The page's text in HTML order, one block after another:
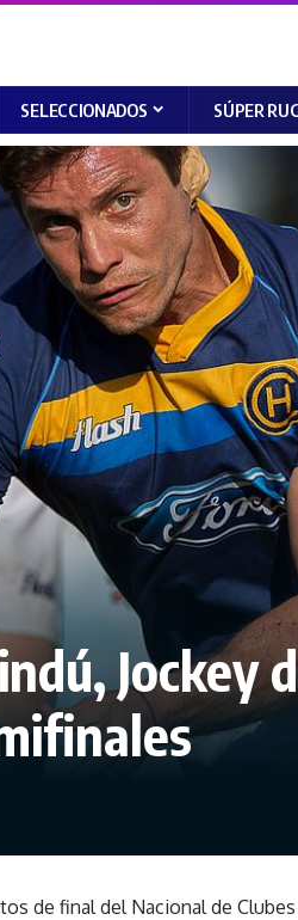
SELECCIONADOS SÚPER
Jockey
de final del Nacional de